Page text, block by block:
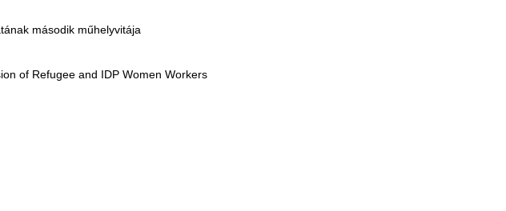
második műhelyvitája
of Refugee and IDP Women Workers